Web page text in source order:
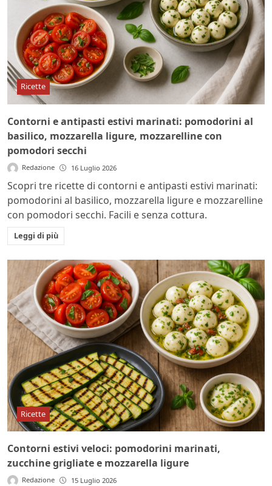
Ricette
Contorni e antipasti estivi marinati: pomodorini al
basilico, mozzarella ligure, mozzarelline con
pomodori secchi
Redazione 16 Luglio 2026
Scopri tre ricette di contorni e antipasti estivi marinati:
pomodorini al basilico, mozzarella ligure e mozzarelline
con pomodori secchi. Facili e senza cottura.
Leggi di più
Ricette
Contorni estivi veloci: pomodorini marinati,
zucchine grigliate e mozzarella ligure
Redazione 15 Luglio 2026